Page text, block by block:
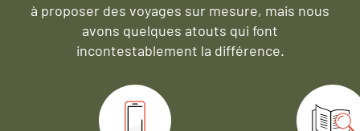
à proposer des voyages sur mesure, mais nous
avons quelques atouts qui font
incontestablement la différence.